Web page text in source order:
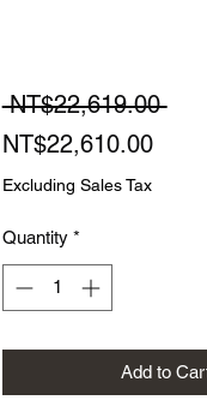
NT$22,619.00
NT$22,610.00Sale
Price
Excluding Sales Tax
Quantity *
Add to